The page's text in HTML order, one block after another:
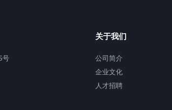
号
关于我们
公司简介
企业文化
人才招聘